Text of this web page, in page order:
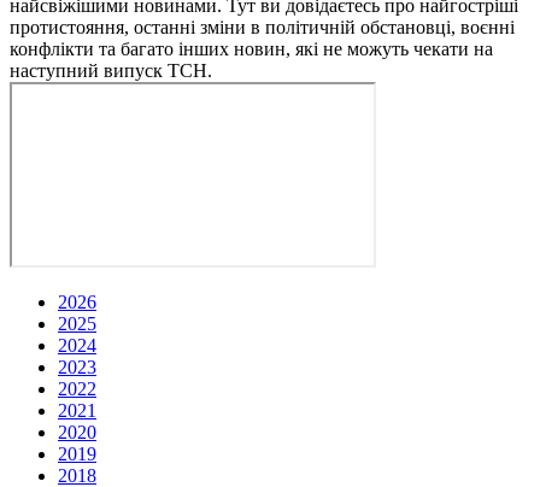
найсвіжішими новинами. Тут ви довідаєтесь про найгостріші
протистояння, останні зміни в політичній обстановці, воєнні
конфлікти та багато інших новин, які не можуть чекати на
наступний випуск ТСН.
2026
2025
2024
2023
2022
2021
2020
2019
2018